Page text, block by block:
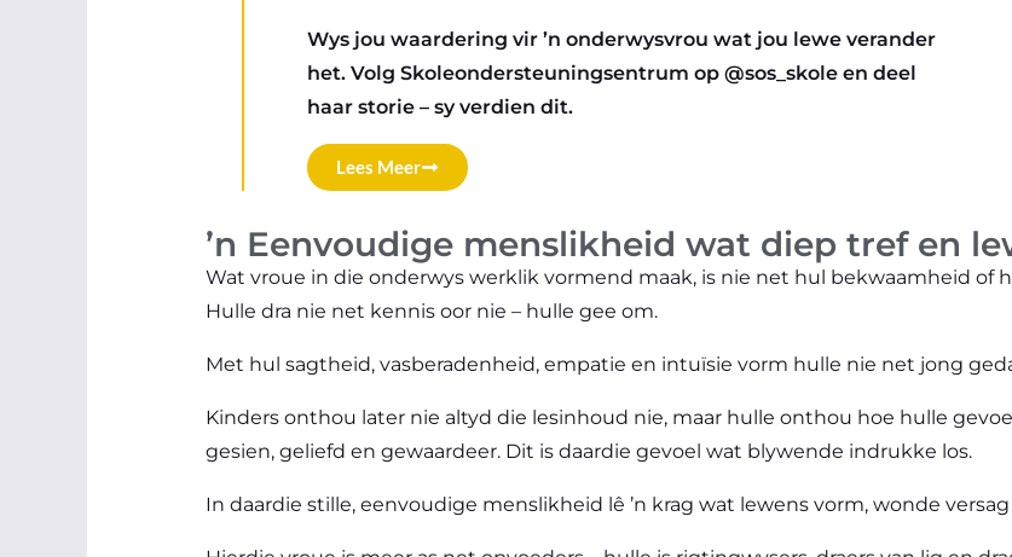
Wys jou waardering vir ’n onderwysvrou wat jou lewe verander
het. Volg Skoleondersteuningsentrum op @sos_skole en deel
haar storie – sy verdien dit.
Lees Meer
’n Eenvoudige menslikheid wat diep tref en
Wat vroue in die onderwys werklik vormend maak, is nie net hul bekwaamheid of
Hulle dra nie net kennis oor nie – hulle gee om.
Met hul sagtheid, vasberadenheid, empatie en intuïsie vorm hulle nie net jong
Kinders onthou later nie altyd die lesinhoud nie, maar hulle onthou hoe hulle
gesien, geliefd en gewaardeer. Dit is daardie gevoel wat blywende indrukke los.
In daardie stille, eenvoudige menslikheid lê ’n krag wat lewens vorm, wonde